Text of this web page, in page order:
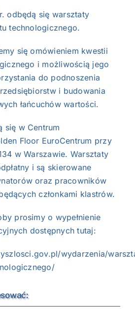
odbędą się warsztaty
technologicznego.
się omówieniem kwestii
i możliwością jego
do podnoszenia
i budowania
łańcuchów wartości.
się w Centrum
Floor EuroCentrum przy
w Warszawie. Warsztaty
i są skierowane
oraz pracowników
członkami klastrów.
prosimy o wypełnienie
dostępnych tutaj:
wydarzenia/